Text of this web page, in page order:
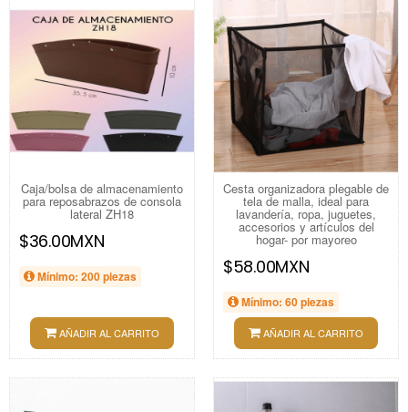
Caja/bolsa de almacenamiento
para reposabrazos de consola
lateral ZH18
$36.00MXN
Mínimo: 200 piezas
AÑADIR AL CARRITO
Cesta organizadora plegable de
tela de malla, ideal para
lavandería, ropa, juguetes,
accesorios y artículos del
hogar- por mayoreo
$58.00MXN
Mínimo: 60 piezas
AÑADIR AL CARRITO